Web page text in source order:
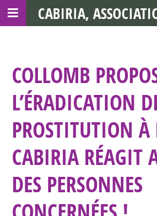
COLLOMB
L’ÉRADICATION
PROSTITUTION À
CABIRIA RÉAGIT
DES PERSONNES
CABIRIA,